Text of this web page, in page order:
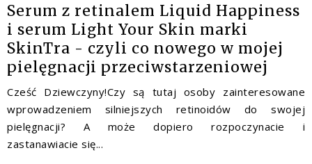
Serum z retinalem Liquid Happiness
i serum Light Your Skin marki
SkinTra - czyli co nowego w mojej
pielęgnacji przeciwstarzeniowej
Cześć Dziewczyny!Czy są tutaj osoby zainteresowane
wprowadzeniem silniejszych retinoidów do swojej
pielęgnacji? A może dopiero rozpoczynacie i
zastanawiacie się...